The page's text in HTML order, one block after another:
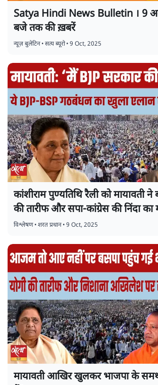
Satya Hindi News Bulletin । 9
बजे तक की ख़बरें
न्यूज़ बुलेटिन•सत्य ब्यूरो•9 Oct, 2025
कांशीराम पुण्यतिथि रैली को मायावती ने
की तारीफ और सपा-कांग्रेस की निंदा
विश्लेषण•शरत प्रधान•9 Oct, 2025
मायावती आखिर खुलकर भाजपा के